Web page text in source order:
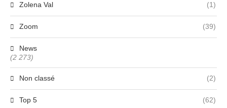
Zolena Val (1)
Zoom (39)
News
(2 273)
Non classé (2)
Top 5 (62)